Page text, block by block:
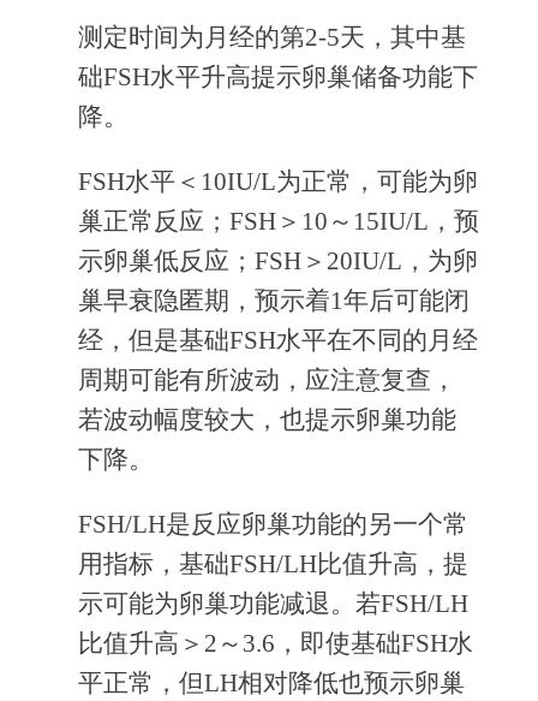
测定时间为月经的第2-5天，其中基
础FSH水平升高提示卵巢储备功能下
降。
FSH水平＜10IU/L为正常，可能为卵
巢正常反应；FSH＞10～15IU/L，预
示卵巢低反应；FSH＞20IU/L，为卵
巢早衰隐匿期，预示着1年后可能闭
经，但是基础FSH水平在不同的月经
周期可能有所波动，应注意复查，
若波动幅度较大，也提示卵巢功能
下降。
FSH/LH是反应卵巢功能的另一个常
用指标，基础FSH/LH比值升高，提
示可能为卵巢功能减退。若FSH/LH
比值升高＞2～3.6，即使基础FSH水
平正常，但LH相对降低也预示卵巢